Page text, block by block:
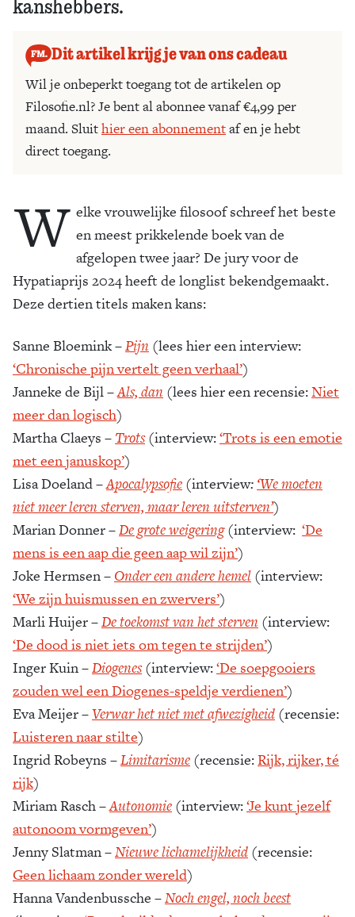
kanshebbers.
Dit artikel krijg je van ons cadeau
Wil je onbeperkt toegang tot de artikelen op
Filosofie.nl? Je bent al abonnee vanaf €4,99 per
maand. Sluithier een abonnementaf en je hebt
direct toegang.
W elke vrouwelijke filosoof schreef het beste
en meest prikkelende boek van de
afgelopen twee jaar? De jury voor de
Hypatiaprijs 2024 heeft de longlist bekendgemaakt.
Deze dertien titels maken kans:
Sanne Bloemink –Pijn (lees hier een interview:
‘Chronische pijn vertelt geen verhaal’)
Janneke de Bijl –Als, dan (lees hier een recensie:Niet
meer dan logisch)
Martha Claeys – Trots(interview:‘Trots is een emotie
met een januskop’)
Lisa Doeland –Apocalypsofie (interview: ‘We moeten
niet meer leren sterven, maar leren uitsterven’)
Marian Donner –De grote weigering(interview: ‘De
mens is een aap die geen aap wil zijn’)
Joke Hermsen – Onder een andere hemel (interview:
‘We zijn huismussen en zwervers’)
Marli Huijer –De toekomst van het sterven (interview:
‘De dood is niet iets om tegen te strijden’)
Inger Kuin –Diogenes(interview:‘De soepgooiers
zouden wel een Diogenes-speldje verdienen’)
Eva Meijer –Verwar het niet met afwezigheid (recensie:
Luisteren naar stilte)
Ingrid Robeyns –Limitarisme (recensie:Rijk, rijker, té
rijk)
Miriam Rasch –Autonomie (interview:‘Je kunt jezelf
autonoom vormgeven’)
Jenny Slatman –Nieuwe lichamelijkheid (recensie:
Geen lichaam zonder wereld)
Hanna Vandenbussche –Noch engel, noch beest